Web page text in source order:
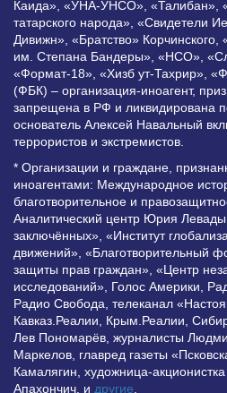
Каида», «УНА-УНСО», «Талибан»,
татарского народа», «Свидетели
Дивижн», «Братство» Корчинского,
им. Степана Бандеры», «НСО»,
«Формат-18», «Хизб ут-Тахрир»,
(ФБК) – организация-иноагент,
запрещена в РФ и ликвидирована
основатель Алексей Навальный
террористов и экстремистов.
* Организации и граждане,
иноагентами: Международное
благотворительное и
Аналитический центр Юрия
заключённых», «Институт
движений», «Благотворительный
защиты прав граждан», «Центр
исследований», Голос Америки,
Радио Свобода, телеканал
Кавказ.Реалии, Крым.Реалии,
Лев Пономарёв, журналисты
Маркелов, главред газеты
Камалягин, художница-
Апахончич. и другие